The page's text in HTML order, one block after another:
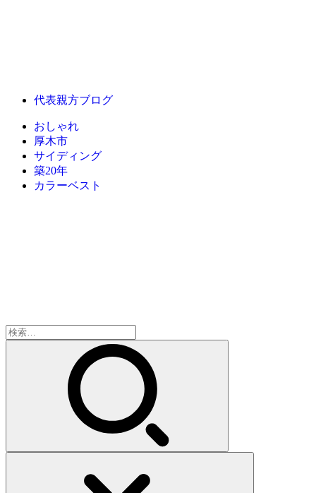
代表親方ブログ
おしゃれ
厚木市
サイディング
築20年
カラーベスト
検
索: